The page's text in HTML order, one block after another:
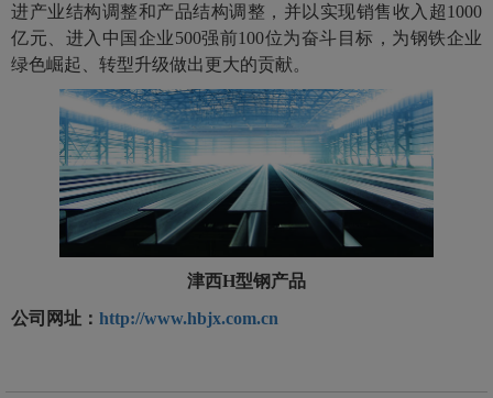
进产业结构调整和产品结构调整，并以实现销售收入超1000
亿元、进入中国企业500强前100位为奋斗目标，为钢铁企业
绿色崛起、转型升级做出更大的贡献。
津西H型钢产品
公司网址： http://www.hbjx.com.cn